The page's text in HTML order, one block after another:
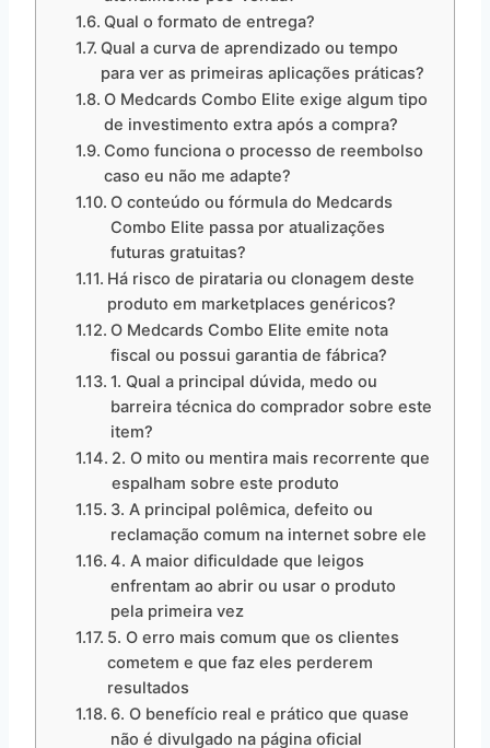
Qual o formato de entrega?
Qual a curva de aprendizado ou tempo
para ver as primeiras aplicações práticas?
O Medcards Combo Elite exige algum tipo
de investimento extra após a compra?
Como funciona o processo de reembolso
caso eu não me adapte?
O conteúdo ou fórmula do Medcards
Combo Elite passa por atualizações
futuras gratuitas?
Há risco de pirataria ou clonagem deste
produto em marketplaces genéricos?
O Medcards Combo Elite emite nota
fiscal ou possui garantia de fábrica?
1. Qual a principal dúvida, medo ou
barreira técnica do comprador sobre este
item?
2. O mito ou mentira mais recorrente que
espalham sobre este produto
3. A principal polêmica, defeito ou
reclamação comum na internet sobre ele
4. A maior dificuldade que leigos
enfrentam ao abrir ou usar o produto
pela primeira vez
5. O erro mais comum que os clientes
cometem e que faz eles perderem
resultados
6. O benefício real e prático que quase
não é divulgado na página oficial